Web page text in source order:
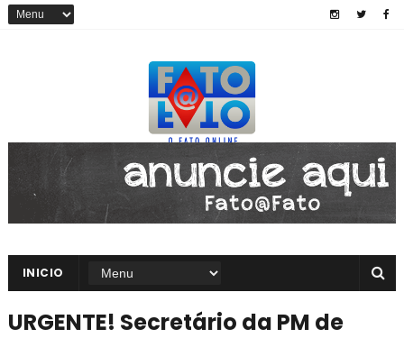
INICIO
URGENTE! Secretário da PM de